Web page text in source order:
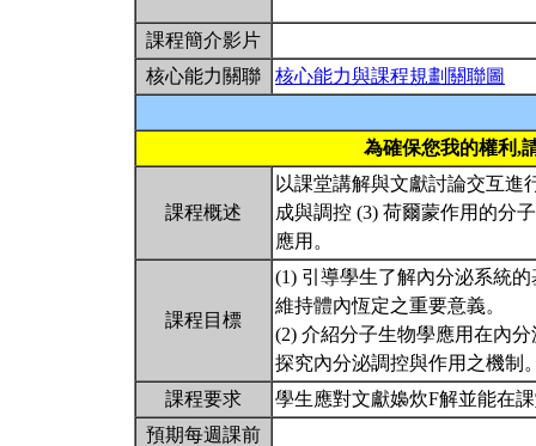
課程簡介影片
核心能力關聯
核心能力與課程規劃關聯圖
為確保您我的權利,
課程概述
以課堂講解與文獻討論交互進
成與調控 (3) 荷爾蒙作用的分
應用。
課程目標
(1) 引導學生了解內分泌系統
維持體內恆定之重要意義。
(2) 介紹分子生物學應用在內
探究內分泌調控與作用之機制
課程要求
學生應對文獻嬝炊F解並能在
預期每週課前